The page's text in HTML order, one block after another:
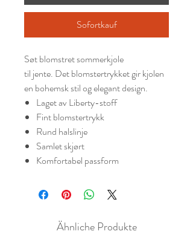
Sofortkauf
Søt blomstret sommerkjole
til jente. Det blomstertrykket gir kjolen
en bohemsk stil og elegant design.
Laget av Liberty-stoff
Fint blomstertrykk
Rund halslinje
Samlet skjørt
Komfortabel passform
Ähnliche Produkte